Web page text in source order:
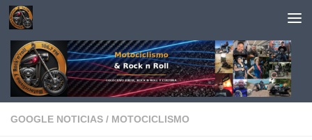
Saltar al contenido
GOOGLE NOTICIAS / MOTOCICLISMO